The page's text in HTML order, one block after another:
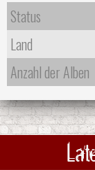
Status
Land
Anzahl der Alben